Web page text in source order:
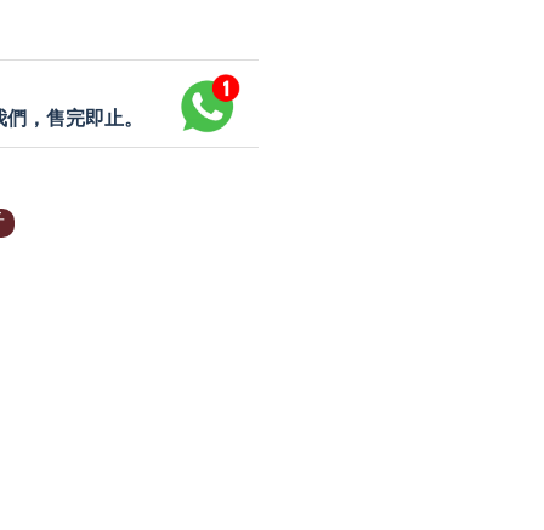
，售完即止。